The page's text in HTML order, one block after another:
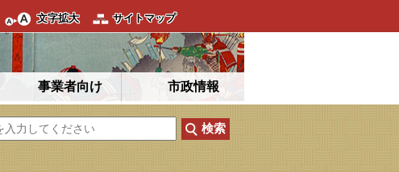
文字拡大 サイトマップ
事業者向け 市政情報